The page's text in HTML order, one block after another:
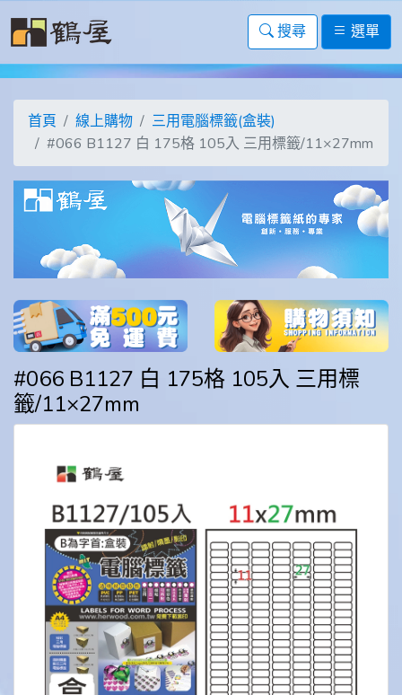
搜尋 選單
首頁 線上購物
三用電腦標籤(盒裝)
#066 B1127 白 175格 105入 三用標籤/11×27mm
#066 B1127 白 175格 105入 三用標
籤/11×27mm